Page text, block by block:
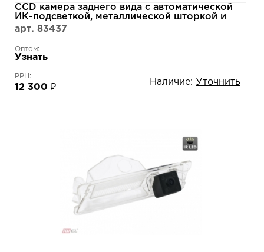
CCD камера заднего вида с автоматической
ИК-подсветкой, металлической шторкой и
авто подогревом AVEL Electronics
AVS660CPR
арт. 83437
Оптом:
Узнать
РРЦ:
12 300 ₽
Наличие: Уточнить